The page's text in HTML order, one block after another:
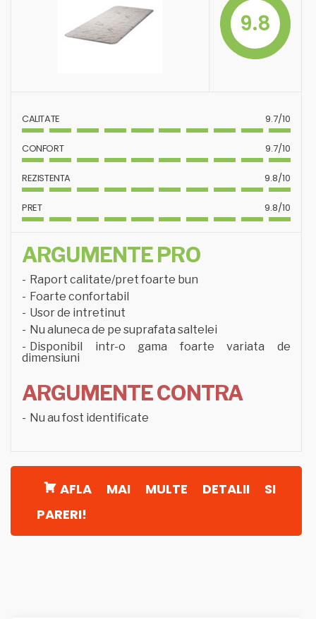
9.8
CALITATE 9.7/10
CONFORT 9.7/10
REZISTENTA 9.8/10
PRET 9.8/10
ARGUMENTE PRO
Raport calitate/pret foarte bun
Foarte confortabil
Usor de intretinut
Nu aluneca de pe suprafata saltelei
Disponibil intr-o gama foarte variata de
dimensiuni
ARGUMENTE CONTRA
Nu au fost identificate
AFLA MAI MULTE DETALII SI
PARERI!